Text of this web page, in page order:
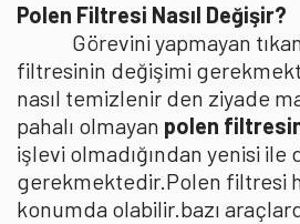
Polen Filtresi Nasıl Değişir?
Görevini yapmayan
filtresinin değişimi
nasıl temizlenir den ziyade
pahalı olmayan polen
işlevi olmadığından yenisi
gerekmektedir.Polen filtresi
konumda olabilir.bazı